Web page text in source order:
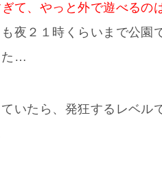
て、やっと外で遊べるの
夜２１時くらいまで公
た…
いたら、発狂するレベル